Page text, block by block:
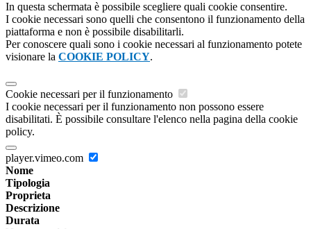
In questa schermata è possibile scegliere quali cookie consentire.
I cookie necessari sono quelli che consentono il funzionamento della
piattaforma e non è possibile disabilitarli.
Per conoscere quali sono i cookie necessari al funzionamento potete
visionare la COOKIE POLICY.
Cookie necessari per il funzionamento
I cookie necessari per il funzionamento non possono essere
disabilitati. È possibile consultare l'elenco nella pagina della cookie
policy.
player.vimeo.com
Nome
Tipologia
Proprieta
Descrizione
Durata